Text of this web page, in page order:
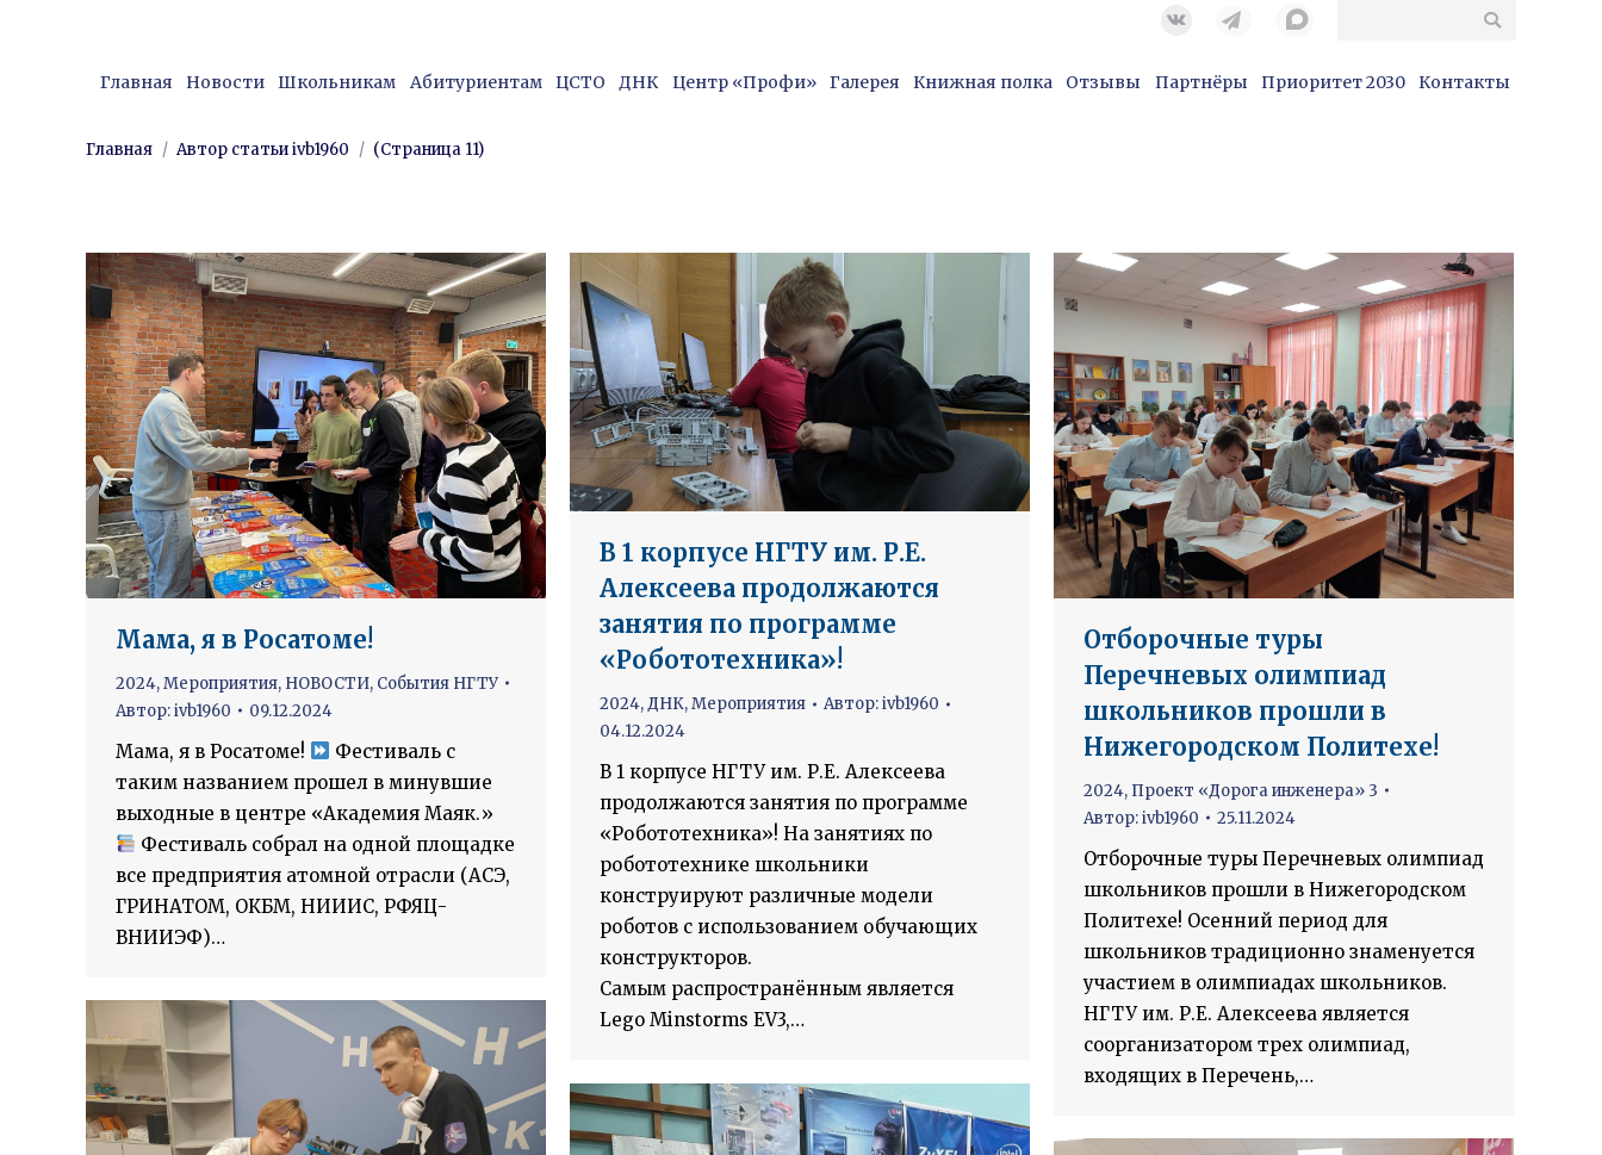
Вконтакте
Главная Новости Школьникам Абитуриентам ЦСТО ДНК Центр «Профи» Галерея Книжная полка Отзывы Партнёры Приоритет 2030 Контакты
Вы здесь:
Главная Автор статьи ivb1960 (Страница 11)
Мама, я в Росатоме!
2024,Мероприятия, НОВОСТИ, События НГТУ
Автор:ivb1960 09.12.2024
Мама, я в Росатоме!
Фестиваль с
таким названием прошел в минувшие
выходные в центре «Академия Маяк.»
Фестиваль собрал на одной площадке
все предприятия атомной отрасли (АСЭ,
ГРИНАТОМ, ОКБМ, НИИИС, РФЯЦ-
ВНИИЭФ)…
В 1 корпусе НГТУ им. Р.Е.
Алексеева продолжаются
занятия по программе
«Робототехника»!
2024,ДНК,Мероприятия Автор:ivb1960
04.12.2024
В 1 корпусе НГТУ им. Р.Е. Алексеева
продолжаются занятия по программе
«Робототехника»! На занятиях по
робототехнике школьники
конструируют различные модели
роботов с использованием обучающих
конструкторов.
Самым распространённым является
Lego Minstorms EV3,…
Отборочные туры
Перечневых олимпиад
школьников прошли в
Нижегородском Политехе!
2024, Проект «Дорога инженера» 3
Автор:ivb1960 25.11.2024
Отборочные туры Перечневых олимпиад
школьников прошли в Нижегородском
Политехе! Осенний период для
школьников традиционно знаменуется
участием в олимпиадах школьников.
НГТУ им. Р.Е. Алексеева является
соорганизатором трех олимпиад,
входящих в Перечень,…